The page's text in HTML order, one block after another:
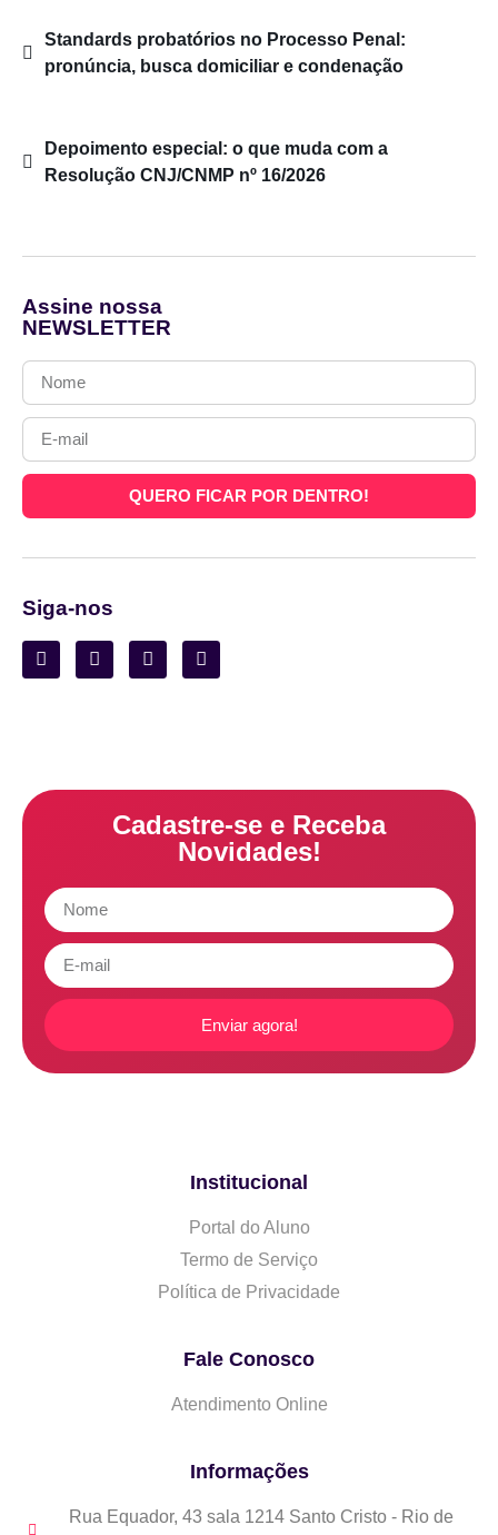
Standards probatórios no Processo Penal:
pronúncia, busca domiciliar e condenação
Depoimento especial: o que muda com a
Resolução CNJ/CNMP nº 16/2026
Assine nossa
NEWSLETTER
QUERO FICAR POR DENTRO!
Siga-nos
Cadastre-se e Receba
Novidades!
Enviar agora!
Institucional
Portal do Aluno
Termo de Serviço
Política de Privacidade
Fale Conosco
Atendimento Online
Informações
Rua Equador, 43 sala 1214 Santo Cristo - Rio de